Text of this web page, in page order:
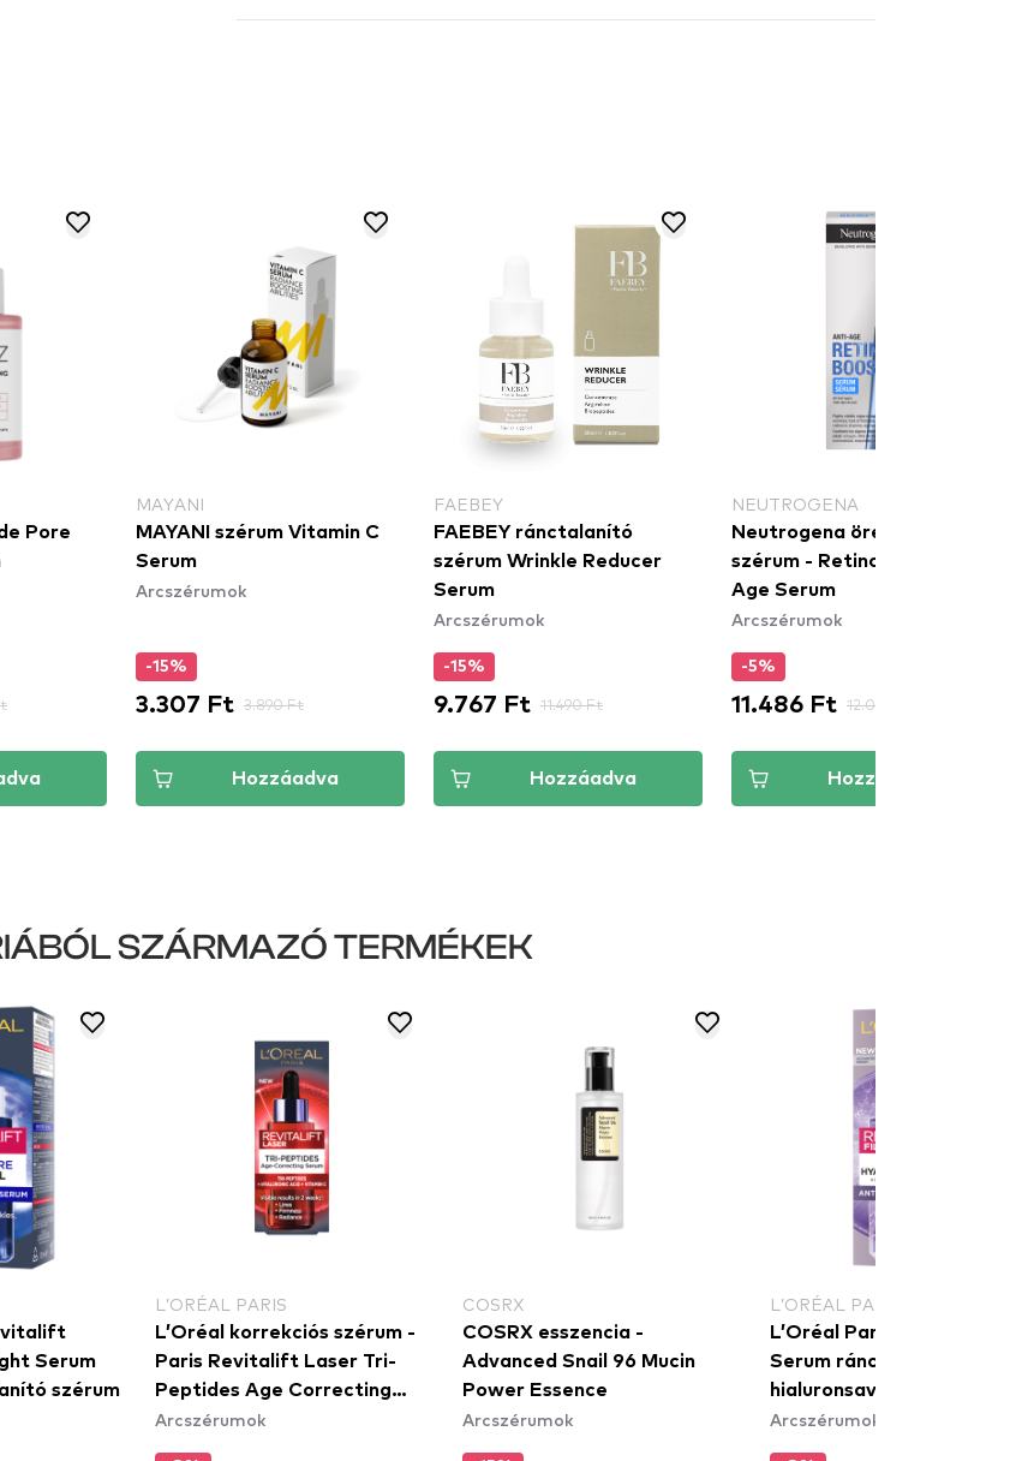
Pore
MAYANI
MAYANI szérum Vitamin C
Serum
Arcszérumok
-15%
3.307 Ft 3.890 Ft
Hozzáadva
FAEBEY
FAEBEY ránctalanító
szérum Wrinkle Reducer
Serum
Arcszérumok
-15%
9.767 Ft 11.490 Ft
Hozzáadva
NEUTROGENA
Neutrogena öregedésgátló
szérum - Retinol Boost Anti-
Age Serum
Arcszérumok
-5%
11.486 Ft 12.090 Ft
Hozzáadva
SZÁRMAZÓ TERMÉKEK
Serum
szérum
L’ORÉAL PARIS
L’Oréal korrekciós szérum -
Paris Revitalift Laser Tri-
Peptides Age Correcting
Serum
Arcszérumok
COSRX
COSRX esszencia -
Advanced Snail 96 Mucin
Power Essence
Arcszérumok
L’ORÉAL PARIS
L’Oréal Paris Revitalift
Serum ránctalanító
hialuronsavval
Arcszérumok